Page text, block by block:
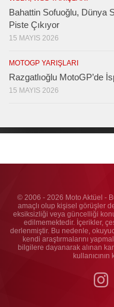
Bahattin Sofuoğlu, Dünya
Piste Çıkıyor
15 MAYIS 2026
MOTOGP YARIŞLARI
Razgatlıoğlu MotoGP’de
15 MAYIS 2026
© 2006 - 2026 Moto Aktüel -
amaçlı olup kişisel görüşler
eksiksizliği veya güncelliği
edilmemektedir. İçerikler,
derlenmiştir. Bu nedenle,
kendi araştırmalarını
bilgilere dayanarak alınan